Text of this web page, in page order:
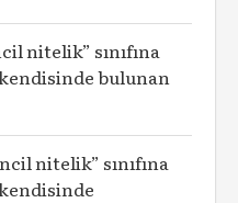
nitelik” sınıfına
bulunan
nitelik” sınıfına